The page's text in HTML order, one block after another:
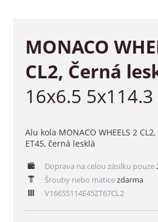
MONACO
CL2, Černá
16x6.5 5x114.3
Alu kola MONACO WHEELS 2
ET45, černá lesklá
Doprava na celou zásilku pouze
Šrouby nebo maticezdarma
V16655114E45ZT67CL2